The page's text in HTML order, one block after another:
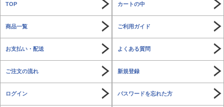
TOP カートの中
商品一覧 ご利用ガイド
お支払い・配送 よくある質問
ご注文の流れ 新規登録
ログイン パスワードを忘れた方